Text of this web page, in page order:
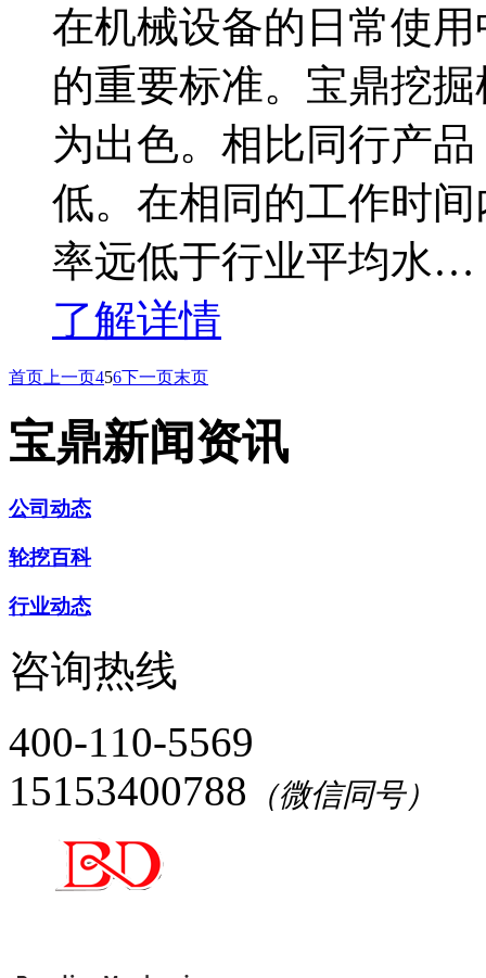
在机械设备的日常使
的重要标准。宝鼎挖
为出色。相比同行产
低。在相同的工作时
率远低于行业平均水…
了解详情
首页 上一页456下一页末页
宝鼎新闻资讯
公司动态
轮挖百科
行业动态
咨询热线
400-110-5569
15153400788 （微信同号）